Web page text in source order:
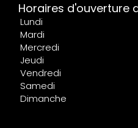
Horaires d'ouverture
Lundi
Mardi
Mercredi
Jeudi
Vendredi
Samedi
Dimanche